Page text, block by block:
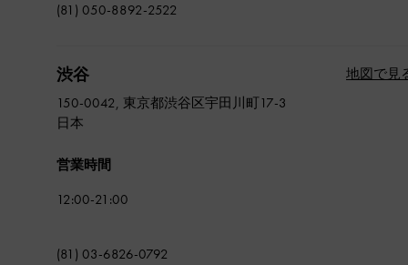
(81) 050-8892-2522
渋谷
地図で見
150-0042, 東京都渋谷区宇田川町17-3
日本
営業時間
12:00-21:00
(81) 03-6826-0792